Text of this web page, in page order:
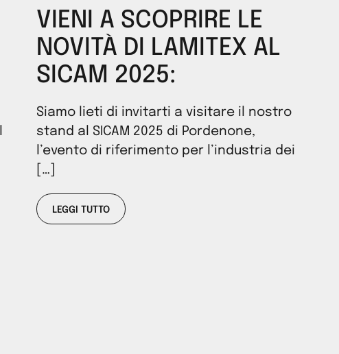
VIENI A SCOPRIRE LE
NOVITÀ DI LAMITEX AL
SICAM 2025:
Siamo lieti di invitarti a visitare il nostro
stand al SICAM 2025 di Pordenone,
l’evento di riferimento per l’industria dei
[…]
LEGGI TUTTO